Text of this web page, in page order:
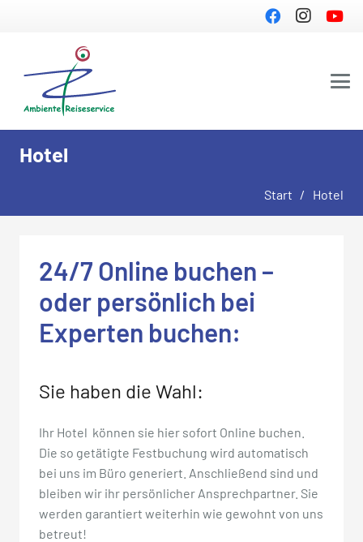
Hotel
Start / Hotel
24/7 Online buchen –
oder persönlich bei
Experten buchen:
Sie haben die Wahl:
Ihr Hotel können sie hier sofort Online buchen.
Die so getätigte Festbuchung wird automatisch
bei uns im Büro generiert. Anschließend sind und
bleiben wir ihr persönlicher Ansprechpartner. Sie
werden garantiert weiterhin wie gewohnt von uns
betreut!